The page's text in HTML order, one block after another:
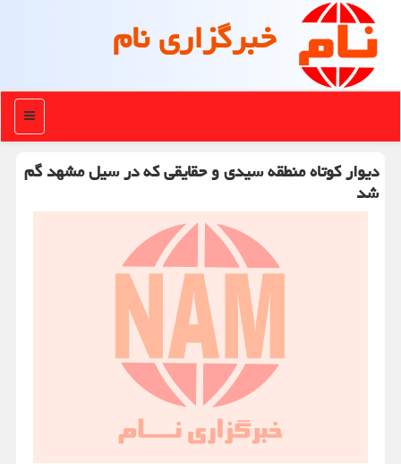
خبرگزاری نام
منو
دیوار کوتاه منطقه سیدی و حقایقی که در سیل مشهد گم
شد